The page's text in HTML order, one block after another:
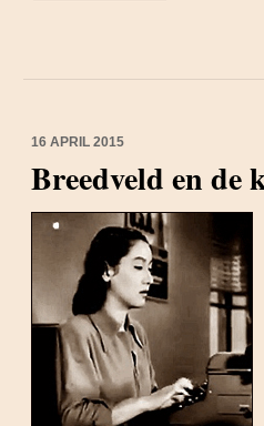
16 APRIL 2015
Breedveld en de